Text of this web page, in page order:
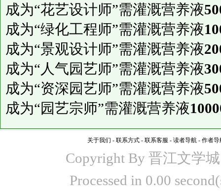
成为“花艺设计师”需灌溉营养液
成为“绿化工程师”需灌溉营养液
成为“景观设计师”需灌溉营养液
成为“人气园艺师”需灌溉营养液
成为“资深园艺师”需灌溉营养液
成为“园艺宗师”需灌溉营养液
关于我们 - 联系方式 - 联系客服 - 读者导航 - 作者导
Copyright By 晋江文学
Processed in 0.00